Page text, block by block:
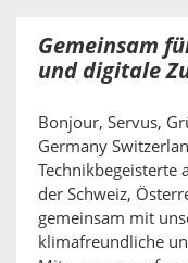
Gemeinsam
und digitale
Bonjour, Servus,
Germany
Technikbegeisterte
der Schweiz,
gemeinsam mit
klimafreundliche